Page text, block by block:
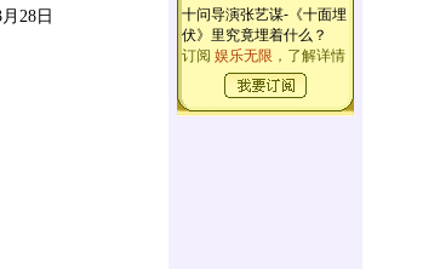
28日
十问导演张艺谋-《十面埋
伏》里究竟埋着什么？
订阅 娱乐无限 ，了解详情